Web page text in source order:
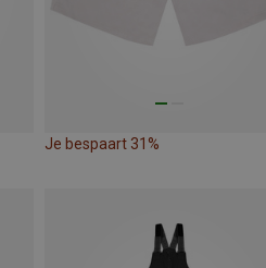
Je bespaart 31%